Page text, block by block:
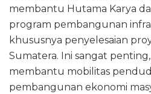
membantu Hutama Karya
program pembangunan
khususnya penyelesaian
Sumatera. Ini sangat
membantu mobilitas
pembangunan ekonomi